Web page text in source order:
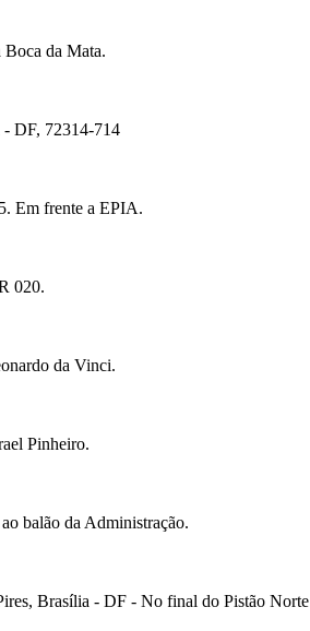
da Mata.
DF, 72314-714
Em frente a EPIA.
020.
da Vinci.
Pinheiro.
balão da Administração.
Brasília - DF - No final do Pistão Norte